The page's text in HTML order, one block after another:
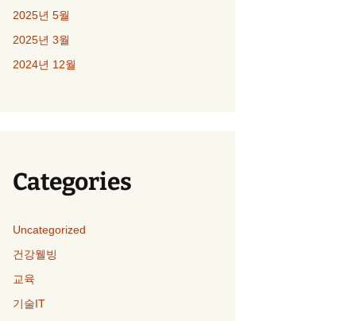
2025년 5월
2025년 3월
2024년 12월
Categories
Uncategorized
건강웰빙
교육
기술IT